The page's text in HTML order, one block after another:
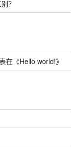
？
在《Hello world!》